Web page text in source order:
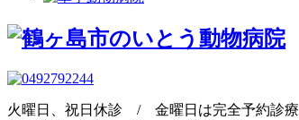
火曜日、祝日休診 / 金曜日は完全予約診療